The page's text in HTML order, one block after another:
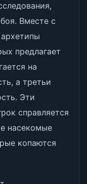
Вместе с
предлагает
на
а третьи
Эти
справляется
насекомые
копаются